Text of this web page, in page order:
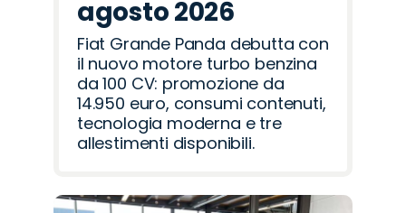
agosto 2026
Fiat Grande Panda debutta con
il nuovo motore turbo benzina
da 100 CV: promozione da
14.950 euro, consumi contenuti,
tecnologia moderna e tre
allestimenti disponibili.